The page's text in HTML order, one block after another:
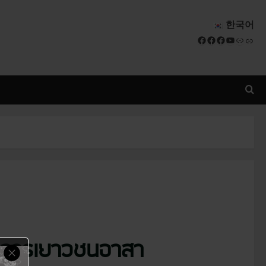
한국어
Facebook Facebook Facebook YouTube Link Link
ารเยาวชนอาสา